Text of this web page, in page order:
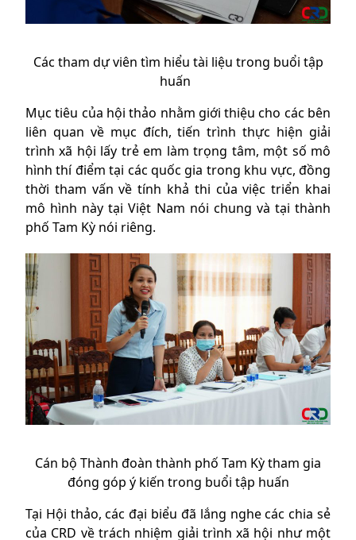
Các tham dự viên tìm hiểu tài liệu trong buổi tập
huấn
Mục tiêu của hội thảo nhằm giới thiệu cho các bên
liên quan về mục đích, tiến trình thực hiện giải
trình xã hội lấy trẻ em làm trọng tâm, một số mô
hình thí điểm tại các quốc gia trong khu vực, đồng
thời tham vấn về tính khả thi của việc triển khai
mô hình này tại Việt Nam nói chung và tại thành
phố Tam Kỳ nói riêng.
Cán bộ Thành đoàn thành phố Tam Kỳ tham gia
đóng góp ý kiến trong buổi tập huấn
Tại Hội thảo, các đại biểu đã lắng nghe các chia sẻ
của CRD về trách nhiệm giải trình xã hội như một